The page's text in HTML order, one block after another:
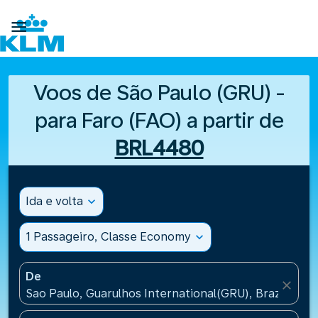

Voos de São Paulo (GRU) -
para Faro (FAO) a partir de
BRL4480
Ida e volta expand_more
1 Passageiro, Classe Economy expand_more
De
Sao Paulo, Guarulhos International(GRU), Brazil
close